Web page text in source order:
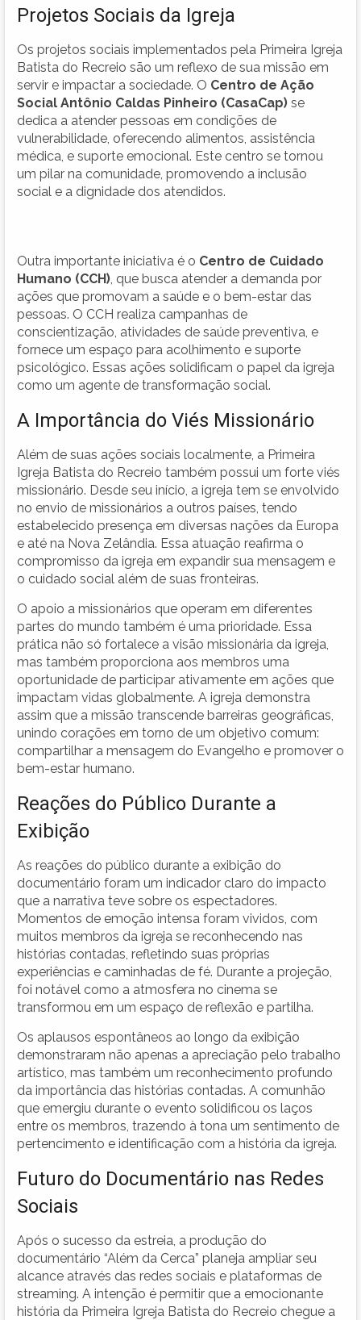
Projetos Sociais da Igreja
Os projetos sociais implementados pela Primeira Igreja
Batista do Recreio são um reflexo de sua missão em
servir e impactar a sociedade. O Centro de Ação
Social Antônio Caldas Pinheiro (CasaCap) se
dedica a atender pessoas em condições de
vulnerabilidade, oferecendo alimentos, assistência
médica, e suporte emocional. Este centro se tornou
um pilar na comunidade, promovendo a inclusão
social e a dignidade dos atendidos.
Outra importante iniciativa é o Centro de Cuidado
Humano (CCH) , que busca atender a demanda por
ações que promovam a saúde e o bem-estar das
pessoas. O CCH realiza campanhas de
conscientização, atividades de saúde preventiva, e
fornece um espaço para acolhimento e suporte
psicológico. Essas ações solidificam o papel da igreja
como um agente de transformação social.
A Importância do Viés Missionário
Além de suas ações sociais localmente, a Primeira
Igreja Batista do Recreio também possui um forte viés
missionário. Desde seu início, a igreja tem se envolvido
no envio de missionários a outros países, tendo
estabelecido presença em diversas nações da Europa
e até na Nova Zelândia. Essa atuação reafirma o
compromisso da igreja em expandir sua mensagem e
o cuidado social além de suas fronteiras.
O apoio a missionários que operam em diferentes
partes do mundo também é uma prioridade. Essa
prática não só fortalece a visão missionária da igreja,
mas também proporciona aos membros uma
oportunidade de participar ativamente em ações que
impactam vidas globalmente. A igreja demonstra
assim que a missão transcende barreiras geográficas,
unindo corações em torno de um objetivo comum:
compartilhar a mensagem do Evangelho e promover o
bem-estar humano.
Reações do Público Durante a
Exibição
As reações do público durante a exibição do
documentário foram um indicador claro do impacto
que a narrativa teve sobre os espectadores.
Momentos de emoção intensa foram vividos, com
muitos membros da igreja se reconhecendo nas
histórias contadas, refletindo suas próprias
experiências e caminhadas de fé. Durante a projeção,
foi notável como a atmosfera no cinema se
transformou em um espaço de reflexão e partilha.
Os aplausos espontâneos ao longo da exibição
demonstraram não apenas a apreciação pelo trabalho
artístico, mas também um reconhecimento profundo
da importância das histórias contadas. A comunhão
que emergiu durante o evento solidificou os laços
entre os membros, trazendo à tona um sentimento de
pertencimento e identificação com a história da igreja.
Futuro do Documentário nas Redes
Sociais
Após o sucesso da estreia, a produção do
documentário “Além da Cerca” planeja ampliar seu
alcance através das redes sociais e plataformas de
streaming. A intenção é permitir que a emocionante
história da Primeira Igreja Batista do Recreio chegue a